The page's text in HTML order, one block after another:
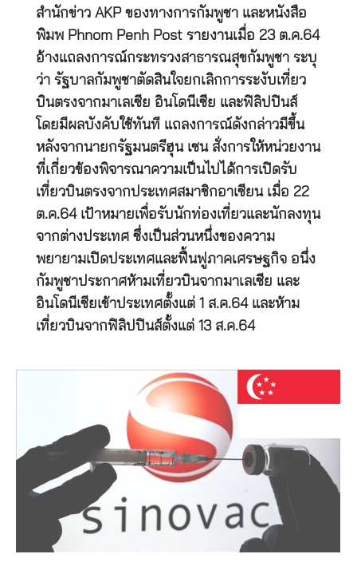
สำนักข่าว AKP ของทางการกัมพูชา และหนังสือ
พิมพ Phnom Penh Post รายงานเมื่อ 23 ต.ค.64
อ้างแถลงการณ์กระทรวงสาธารณสุขกัมพูชา ระบุ
ว่า รัฐบาลกัมพูชาตัดสินใจยกเลิกการระงับเที่ยว
บินตรงจากมาเลเซีย อินโดนีเซีย และฟิลิปปินส์
โดยมีผลบังคับใช้ทันที แถลงการณ์ดังกล่าวมีขึ้น
หลังจากนายกรัฐมนตรีฮุน เซน สั่งการให้หน่วยงาน
ที่เกี่ยวข้องพิจารณาความเป็นไปได้การเปิดรับ
เที่ยวบินตรงจากประเทศสมาชิกอาเซียน เมื่อ 22
ต.ค.64 เป้าหมายเพื่อรับนักท่องเที่ยวและนักลงทุน
จากต่างประเทศ ซึ่งเป็นส่วนหนึ่งของความ
พยายามเปิดประเทศและฟื้นฟูภาคเศรษฐกิจ อนึ่ง
กัมพูชาประกาศห้ามเที่ยวบินจากมาเลเซีย และ
อินโดนีเซียเข้าประเทศตั้งแต่ 1 ส.ค.64 และห้าม
เที่ยวบินจากฟิลิปปินส์ตั้งแต่ 13 ส.ค.64